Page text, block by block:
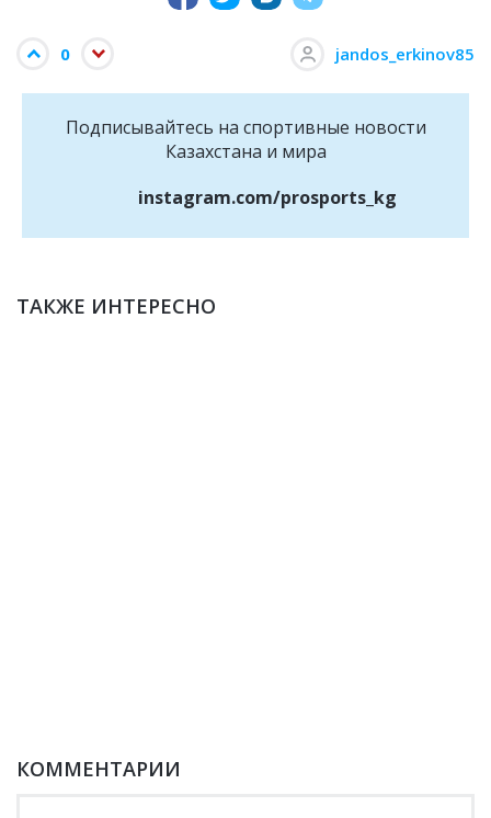
0 jandos_erkinov85
Подписывайтесь на cпортивные новости
Казахстана и мира
instagram.com/prosports_kg
ТАКЖЕ ИНТЕРЕСНО
КОММЕНТАРИИ